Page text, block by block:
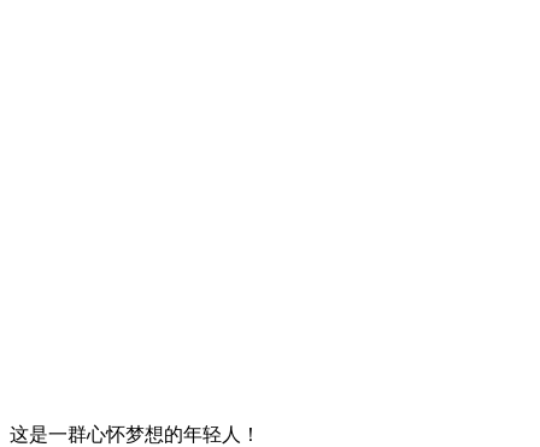
这是一群心怀梦想的年轻人！